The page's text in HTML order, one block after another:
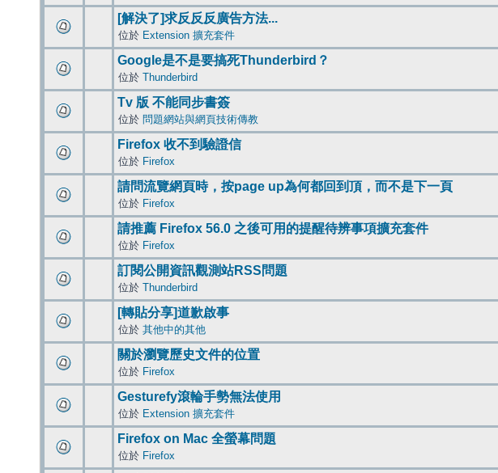
[解決了]求反反反廣告方法...
位於 Extension 擴充套件
Google是不是要搞死Thunderbird？
位於 Thunderbird
Tv 版 不能同步書簽
位於 問題網站與網頁技術傳教
Firefox 收不到驗證信
位於 Firefox
請問流覽網頁時，按page up為何都回到頂，而不是下一頁
位於 Firefox
請推薦 Firefox 56.0 之後可用的提醒待辨事項擴充套件
位於 Firefox
訂閱公開資訊觀測站RSS問題
位於 Thunderbird
[轉貼分享]道歉啟事
位於 其他中的其他
關於瀏覽歷史文件的位置
位於 Firefox
Gesturefy滾輪手勢無法使用
位於 Extension 擴充套件
Firefox on Mac 全螢幕問題
位於 Firefox